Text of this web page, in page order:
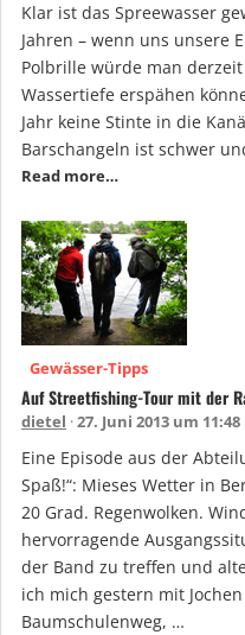
Klar ist das Spreewasser
Jahren – wenn uns unsere
Polbrille würde man
Wassertiefe erspähen
Jahr keine Stinte in die
Barschangeln ist schwer
Read more…
Gewässer-Tipps
Auf Streetfishing-Tour mit der
dietel 27. Juni 2013 um 11:48
Eine Episode aus der
Spaß!“: Mieses Wetter in
20 Grad. Regenwolken.
hervorragende
der Band zu treffen und
ich mich gestern mit
Baumschulenweg, …